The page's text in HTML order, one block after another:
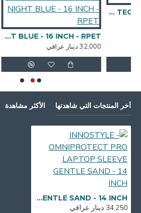
INNOSTYLE - GUARDUAN TECH COMBO - 16 INCH
INNOSTYLE - OMNIPROTECT CARRTING SLEEVE MID-NIGHT BLUE - 16 INCH - RPET
32,000 دينار عراقي
أخر المنتجات التي شاهدتها الأكثر مشاهدة
INNOSTYLE - OMNIPROTECT PRO LAPTOP SLEEVE GENTLE SAND - 14 INCH
34,250 دينار عراقي